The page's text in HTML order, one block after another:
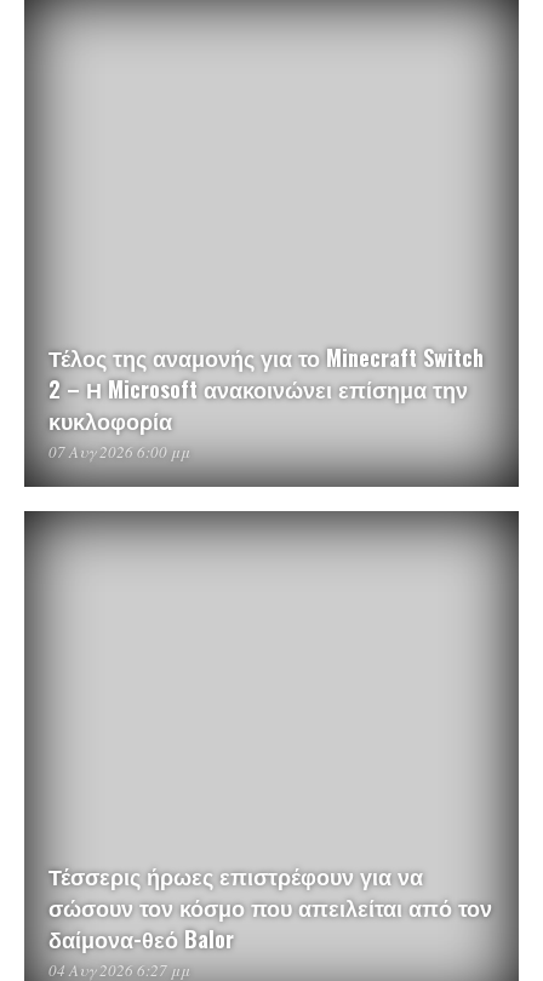
Τέλος της αναμονής για το Minecraft Switch
2 – Η Microsoft ανακοινώνει επίσημα την
κυκλοφορία
07 Αυγ 2026 6:00 μμ
Τέσσερις ήρωες επιστρέφουν για να
σώσουν τον κόσμο που απειλείται από τον
δαίμονα-θεό Balor
04 Αυγ 2026 6:27 μμ